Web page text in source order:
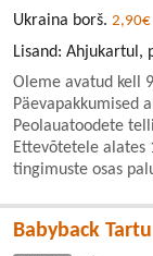
Ukraina borš. 2,90€
Lisand: Ahjukartul,
Oleme avatud kell
Päevapakkumised
Peolauatoodete
Ettevõtetele alates
tingimuste osas
Babyback Tartu